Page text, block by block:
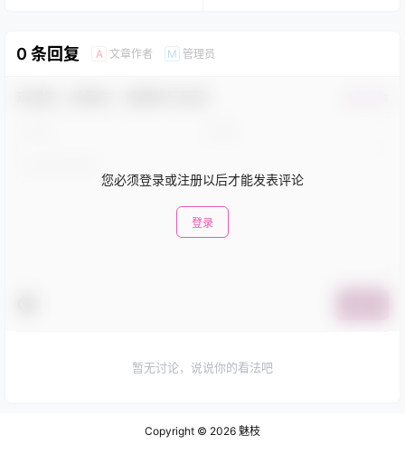
0 条回复 A 文章作者 M 管理员
您必须登录或注册以后才能发表评论
登录
暂无讨论，说说你的看法吧
Copyright © 2026 魅枝